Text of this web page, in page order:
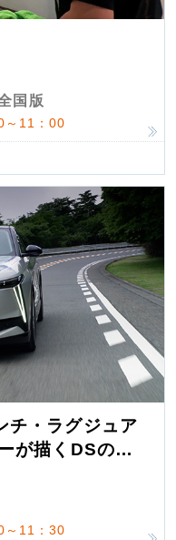
国版
～11：00
チ・ラグジュア
が描くDSの世
～11：30